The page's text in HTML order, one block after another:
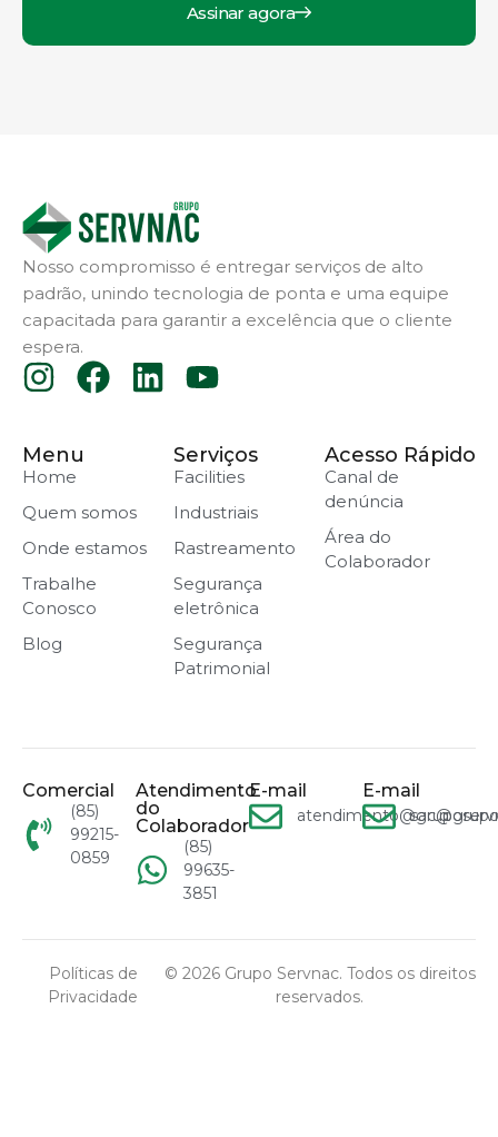
Assinar agora
Nosso compromisso é entregar serviços de alto
padrão, unindo tecnologia de ponta e uma equipe
capacitada para garantir a excelência que o cliente
espera.
Menu
Home
Quem somos
Onde estamos
Trabalhe
Conosco
Blog
Serviços
Facilities
Industriais
Rastreamento
Segurança
eletrônica
Segurança
Patrimonial
Acesso Rápido
Canal de
denúncia
Área do
Colaborador
Comercial
(85)
99215-
0859
Atendimento
do
Colaborador
(85)
99635-
3851
E-mail E-mail
© 2026 Grupo Servnac. Todos os direitos
reservados.
Políticas de
Privacidade